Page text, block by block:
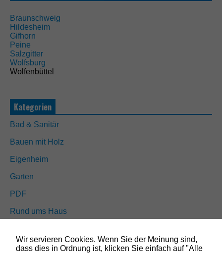
Braunschweig
Hildesheim
Gifhorn
Peine
Salzgitter
Wolfsburg
Wolfenbüttel
Kategorien
Bad & Sanitär
Bauen mit Holz
Eigenheim
Garten
PDF
Rund ums Haus
Sicherheit
Wir servieren Cookies. Wenn Sie der Meinung sind,
dass dies in Ordnung ist, klicken Sie einfach auf "Alle
o
t